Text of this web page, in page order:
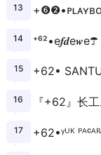
⁺⁶²•e𝒇𝒅e𝒘e☂
+62•
『+62』⻓
+62•ᵞᵁᴷ